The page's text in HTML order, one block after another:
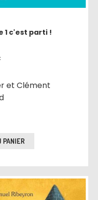
1 c'est parti !
et Clément
PANIER